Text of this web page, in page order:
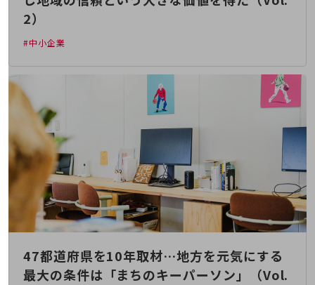
解決するヒントをお届けする記事サイト
新着記事
お役立ち資料ダウンロード
IT用語集
中堅中小企業向け
サービス・ソリューション
課題やニーズに合ったサービスをご紹介し、
中堅中小企業のビジネスをサポート！
お悩みから見つける
お悩みから見つけるTOP
ネットワーク
モバイル・音声
バックオフィス
リモート・ハイブリッドワーク
2）
#中小企業
47都道府県を10年取材…地方を元気にする
最大の条件は「まちのキーパーソン」（Vol.